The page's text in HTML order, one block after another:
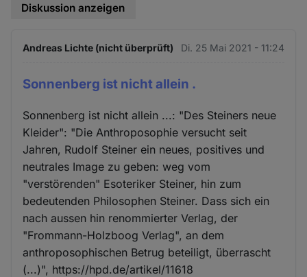
Diskussion anzeigen
Andreas Lichte (nicht überprüft) Di. 25 Mai 2021 - 11:24
Sonnenberg ist nicht allein .
Sonnenberg ist nicht allein ...: "Des Steiners neue
Kleider": "Die Anthroposophie versucht seit
Jahren, Rudolf Steiner ein neues, positives und
neutrales Image zu geben: weg vom
"verstörenden" Esoteriker Steiner, hin zum
bedeutenden Philosophen Steiner. Dass sich ein
nach aussen hin renommierter Verlag, der
"Frommann-Holzboog Verlag", an dem
anthroposophischen Betrug beteiligt, überrascht
(...)", https://hpd.de/artikel/11618